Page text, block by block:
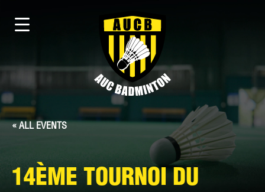
« ALL EVENTS
14ÈME TOURNOI DU